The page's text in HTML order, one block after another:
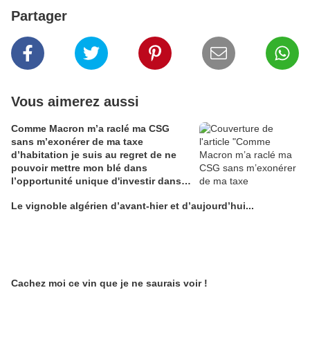
Partager
Vous aimerez aussi
Comme Macron m’a raclé ma CSG
sans m’exonérer de ma taxe
d’habitation je suis au regret de ne
pouvoir mettre mon blé dans
l’opportunité unique d'investir dans
Alain Edouard
Le vignoble algérien d’avant-hier et d’aujourd’hui...
Cachez moi ce vin que je ne saurais voir !